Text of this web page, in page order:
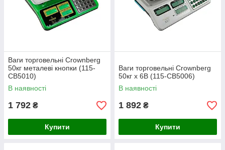
Ваги торговельні Crownberg
50кг металеві кнопки (115-
СB5010)
В наявності
1 792 ₴
Купити
Ваги торговельні Crownberg
50кг x 6В (115-СB5006)
В наявності
1 892 ₴
Купити